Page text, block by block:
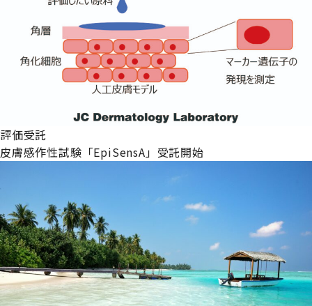
評価受託
皮膚感作性試験「EpiSensA」受託開始